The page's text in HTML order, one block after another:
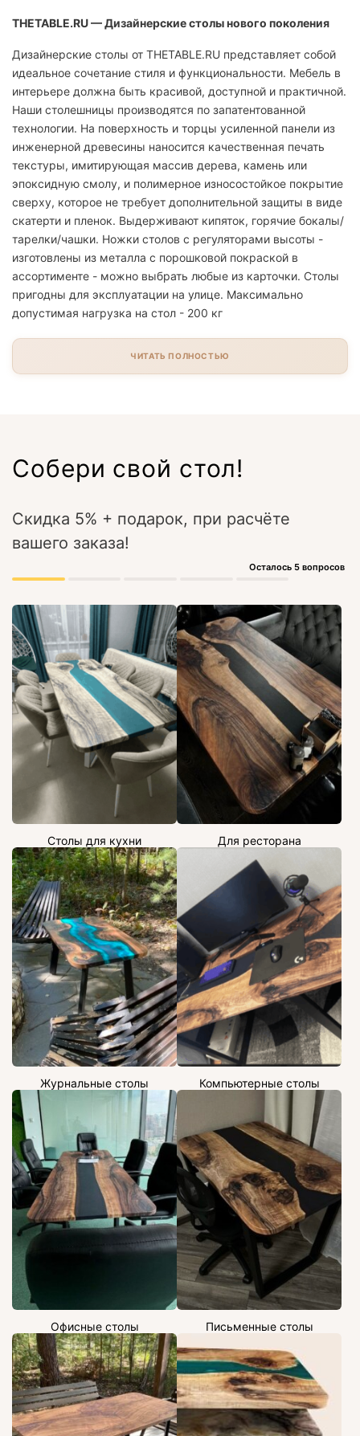
THETABLE.RU — Дизайнерские столы нового поколения
Дизайнерские столы от THETABLE.RU представляет собой
идеальное сочетание стиля и функциональности. Мебель в
интерьере должна быть красивой, доступной и практичной.
Наши столешницы производятся по запатентованной
технологии. На поверхность и торцы усиленной панели из
инженерной древесины наносится качественная печать
текстуры, имитирующая массив дерева, камень или
эпоксидную смолу, и полимерное износостойкое покрытие
сверху, которое не требует дополнительной защиты в виде
скатерти и пленок. Выдерживают кипяток, горячие бокалы/
тарелки/чашки. Ножки столов с регуляторами высоты -
изготовлены из металла с порошковой покраской в
ассортименте - можно выбрать любые из карточки. Столы
пригодны для эксплуатации на улице. Максимально
допустимая нагрузка на стол - 200 кг
ЧИТАТЬ ПОЛНОСТЬЮ
Собери свой стол!
Скидка 5% + подарок, при расчёте
вашего заказа!
Осталось 5 вопросов
Столы для кухни Для ресторана
Журнальные столы Компьютерные столы
Офисные столы Письменные столы